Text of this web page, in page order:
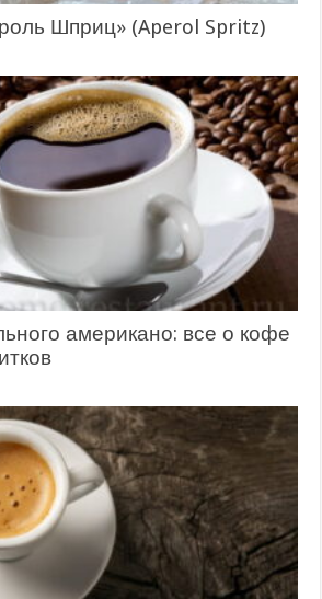
Шприц» (Aperol Spritz)
американо: все о кофе